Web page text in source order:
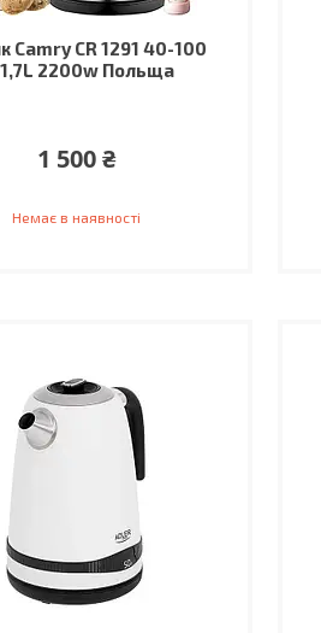
Camry CR 1291 40-100
1,7L 2200w Польща
1 500 ₴
Немає в наявності